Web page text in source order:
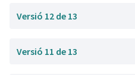
Versió 12 de 13
Versió 11 de 13